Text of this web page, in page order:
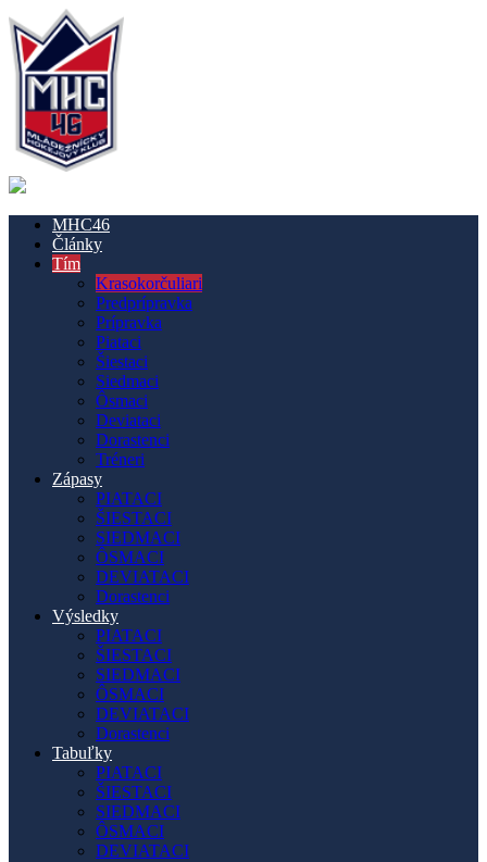
MHC46
Články
Tím
Krasokorčuliari
Predprípravka
Prípravka
Piataci
Šiestaci
Siedmaci
Ôsmaci
Deviataci
Dorastenci
Tréneri
Zápasy
PIATACI
ŠIESTACI
SIEDMACI
ÔSMACI
DEVIATACI
Dorastenci
Výsledky
PIATACI
ŠIESTACI
SIEDMACI
ÔSMACI
DEVIATACI
Dorastenci
Tabuľky
PIATACI
ŠIESTACI
SIEDMACI
ÔSMACI
DEVIATACI